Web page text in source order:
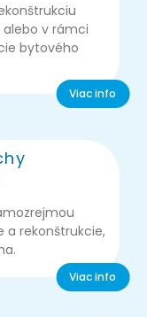
v rámci
bytového
Viac info
a rekonštrukcie,
Viac info